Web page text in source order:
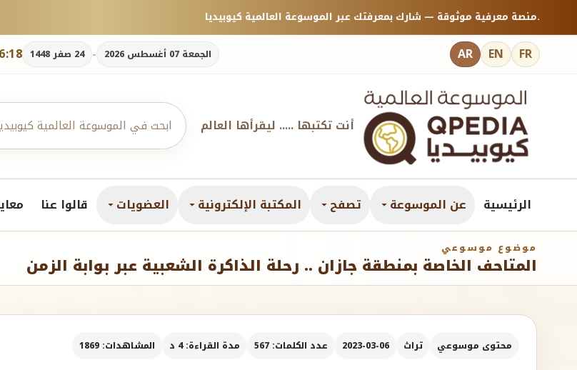
منصة معرفية موثوقة — شارك بمعرفتك عبر الموسوعة العالمية كيوبيديا.
الجمعة 07 أغسطس 2026 - 24 صفر 1448 AR EN FR
أنت تكتبها ..... ليقرأها العالم
الرئيسية عن الموسوعة تصفح المكتبة الإلكترونية العضويات قالوا عنا
موضوع موسوعي
المتاحف الخاصة بمنطقة جازان .. رحلة الذاكرة الشعبية عبر بوابة الزمن
محتوى موسوعي تراث 2023-03-06 عدد الكلمات: 567 مدة القراءة: 4 د المشاهدات: 1869